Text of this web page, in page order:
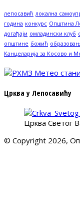
лепосавић локална
година конкурс Општина
догађаји омладински клуб
општине божић
Канцеларија за Косово и
Црква у Лепосавићу
Црква Светог
© Copyright 2026,